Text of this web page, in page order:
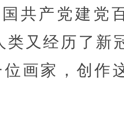
共产党建党
又经历了新
画家，创作